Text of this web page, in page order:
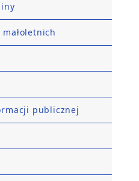
publicznej